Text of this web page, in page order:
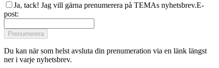
Ja, tack! Jag vill gärna prenumerera på TEMAs nyhetsbrev.E-
post:
Prenumerera
Du kan när som helst avsluta din prenumeration via en länk längst
ner i varje nyhetsbrev.